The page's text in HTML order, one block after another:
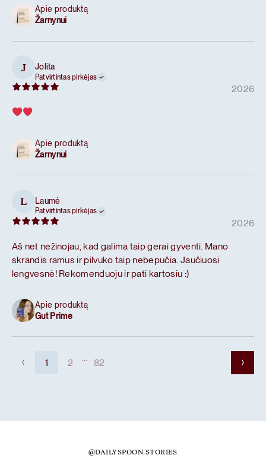
Apie produktą
Žarnynui
J Jolita
Patvirtintas pirkėjas
2026
Apie produktą
Žarnynui
L Laumė
Patvirtintas pirkėjas
2026
Aš net nežinojau, kad galima taip gerai gyventi. Mano
skrandis ramus ir pilvuko taip nebepučia. Jaučiuosi
lengvesnė! Rekomenduoju ir pati kartosiu :)
Apie produktą
Gut Prime
1 2 82
@DAILYSPOON.STORIES